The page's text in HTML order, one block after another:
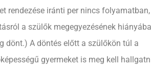
rendezése iránti per nincs folyamatban,
a szülők megegyezésének
dönt.) A döntés előtt a szülőkön túl a
gyermeket is meg kell